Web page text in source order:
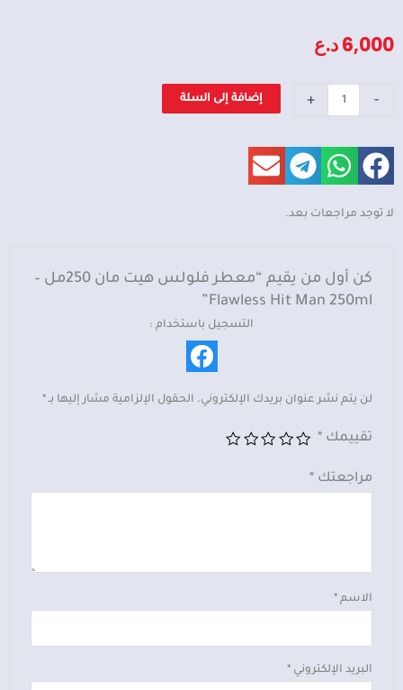
6,000د.ع
-
هيت
مان
+ إضافة إلى السلة
لا توجد مراجعات بعد.
كن أول من يقيم “معطر فلولس هيت مان 250مل –
Flawless Hit Man 250ml”
التسجيل باستخدام :
لن يتم نشر عنوان بريدك الإلكتروني. الحقول الإلزامية مشار إليها بـ*
تقييمك *
مراجعتك *
الاسم*
البريد الإلكتروني *